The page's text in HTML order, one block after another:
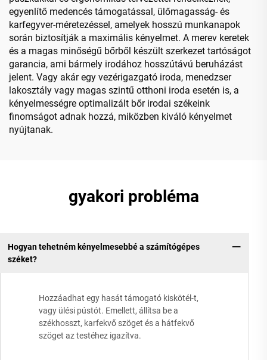
egyenlítő medencés támogatással, ülőmagasság- és
karfegyver-méretezéssel, amelyek hosszú munkanapok
során biztosítják a maximális kényelmet. A merev keretek
és a magas minőségű bőrből készült szerkezet tartóságot
garancia, ami bármely irodához hosszútávú beruházást
jelent. Vagy akár egy vezérigazgató iroda, menedzser
lakosztály vagy magas szintű otthoni iroda esetén is, a
kényelmességre optimalizált bőr irodai székeink
finomságot adnak hozzá, miközben kiváló kényelmet
nyújtanak.
gyakori probléma
Hogyan tehetném kényelmesebbé a számítógépes
széket?
Hozzáadhat egy hasát támogató kiskötél-t,
vagy ülési pústót. Emellett, állítsa be a
székhosszt, karfekvő szöget és a hátfekvő
szöget az testéhez igazítva.